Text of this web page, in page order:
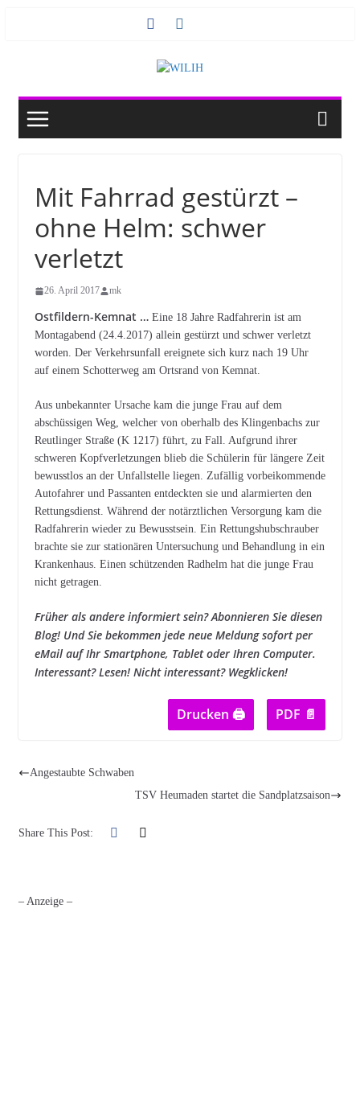
Mit Fahrrad gestürzt –
ohne Helm: schwer
verletzt
26. April 2017 mk
Ostfildern-Kemnat …Eine 18 Jahre Radfahrerin ist am
Montagabend (24.4.2017) allein gestürzt und schwer verletzt
worden. Der Verkehrsunfall ereignete sich kurz nach 19 Uhr
auf einem Schotterweg am Ortsrand von Kemnat.
Aus unbekannter Ursache kam die junge Frau auf dem
abschüssigen Weg, welcher von oberhalb des Klingenbachs zur
Reutlinger Straße (K 1217) führt, zu Fall. Aufgrund ihrer
schweren Kopfverletzungen blieb die Schülerin für längere Zeit
bewusstlos an der Unfallstelle liegen. Zufällig vorbeikommende
Autofahrer und Passanten entdeckten sie und alarmierten den
Rettungsdienst. Während der notärztlichen Versorgung kam die
Radfahrerin wieder zu Bewusstsein. Ein Rettungshubschrauber
brachte sie zur stationären Untersuchung und Behandlung in ein
Krankenhaus. Einen schützenden Radhelm hat die junge Frau
nicht getragen.
Früher als andere informiert sein? Abonnieren Sie diesen
Blog! Und Sie bekommen jede neue Meldung sofort per
eMail auf Ihr Smartphone, Tablet oder Ihren Computer.
Interessant? Lesen! Nicht interessant? Wegklicken!
Drucken 🖨 PDF 📄
Angestaubte Schwaben
TSV Heumaden startet die Sandplatzsaison
Share This Post:
– Anzeige –